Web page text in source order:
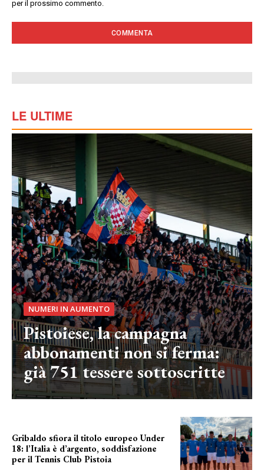
per il prossimo commento.
LE ULTIME
NUMERI IN AUMENTO
Pistoiese, la campagna
abbonamenti non si ferma:
già 751 tessere sottoscritte
Gribaldo sfiora il titolo europeo Under
18: l’Italia è d’argento, soddisfazione
per il Tennis Club Pistoia